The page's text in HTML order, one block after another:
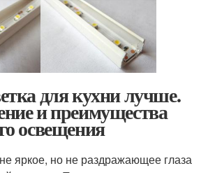
для кухни лучше.
и преимущества
освещения
яркое, но не раздражающее глаза